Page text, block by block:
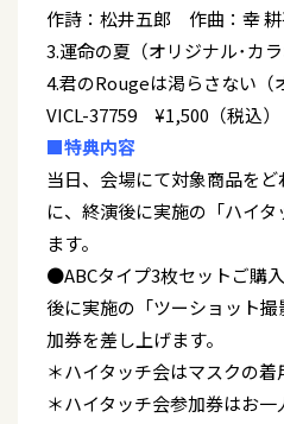
作詩：松井五郎 作曲：幸
3.運命の夏（オリジナル･カラ
4.君のRougeは渇らさない（
VICL-37759 ¥1,500（税込）
■特典内容
当日、会場にて対象商品を
に、終演後に実施の「ハイ
ます。
●ABCタイプ3枚セットご購
後に実施の「ツーショット
加券を差し上げます。
＊ハイタッチ会はマスクの
＊ハイタッチ会参加券はお